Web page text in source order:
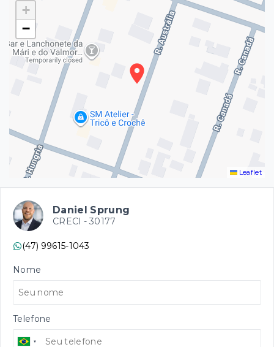
+
−
Leaflet
Daniel Sprung
CRECI - 30177
(47) 99615-1043
Nome
Telefone